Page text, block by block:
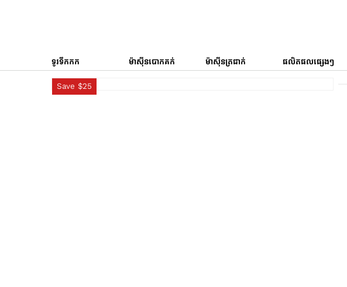
ទូរទឹកកក ម៉ាស៊ីនបោកគក់ ម៉ាស៊ីនត្រជាក់ ផលិតផលផ្សេងៗ
Save $25